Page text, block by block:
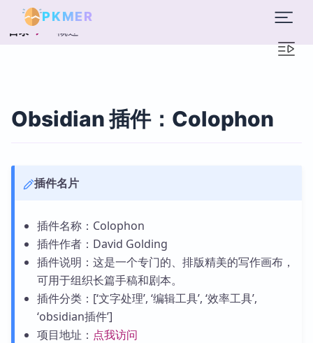
PKMER
目录 概述
Obsidian 插件：Colophon
插件名片
插件名称：Colophon
插件作者：David Golding
插件说明：这是一个专门的、排版精美的写作画布，
可用于组织长篇手稿和剧本。
插件分类：[‘文字处理’, ‘编辑工具’, ‘效率工具’,
‘obsidian插件’]
项目地址： 点我访问